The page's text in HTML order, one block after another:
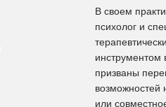
В своем
психолог и
инструментом
призваны
возможностей
или